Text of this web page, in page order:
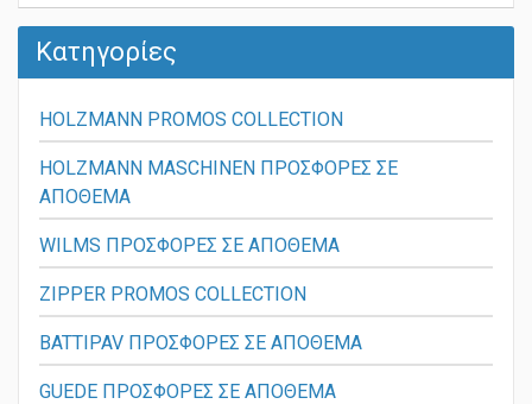
Κατηγορίες
HOLZMANN PROMOS COLLECTION
HOLZMANN MASCHINEN ΠΡΟΣΦΟΡΕΣ ΣΕ
ΑΠΟΘΕΜΑ
WILMS ΠΡΟΣΦΟΡΕΣ ΣΕ ΑΠΟΘΕΜΑ
ZIPPER PROMOS COLLECTION
BATTIPAV ΠΡΟΣΦΟΡΕΣ ΣΕ ΑΠΟΘΕΜΑ